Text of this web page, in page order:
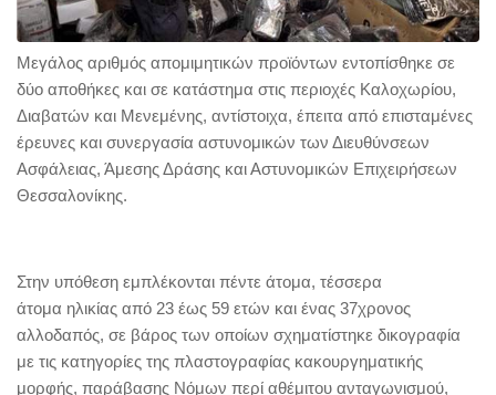
Μεγάλος αριθμός απομιμητικών προϊόντων εντοπίσθηκε σε
δύο αποθήκες και σε κατάστημα στις περιοχές Καλοχωρίου,
Διαβατών και Μενεμένης, αντίστοιχα, έπειτα από επισταμένες
έρευνες και συνεργασία αστυνομικών των Διευθύνσεων
Ασφάλειας, Άμεσης Δράσης και Αστυνομικών Επιχειρήσεων
Θεσσαλονίκης.
Στην υπόθεση εμπλέκονται πέντε άτομα, τέσσερα
άτομα ηλικίας από 23 έως 59 ετών και ένας 37χρονος
αλλοδαπός, σε βάρος των οποίων σχηματίστηκε δικογραφία
με τις κατηγορίες της πλαστογραφίας κακουργηματικής
μορφής, παράβασης Νόμων περί αθέμιτου ανταγωνισμού,